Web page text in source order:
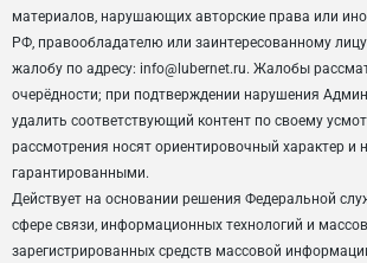
материалов, нарушающих авторские права или
РФ, правообладателю или заинтересованному
жалобу по адресу: info@lubernet.ru. Жалобы
очерёдности; при подтверждении нарушения
удалить соответствующий контент по своему
рассмотрения носят ориентировочный характер и
гарантированными.
Действует на основании решения Федеральной
сфере связи, информационных технологий и
зарегистрированных средств массовой